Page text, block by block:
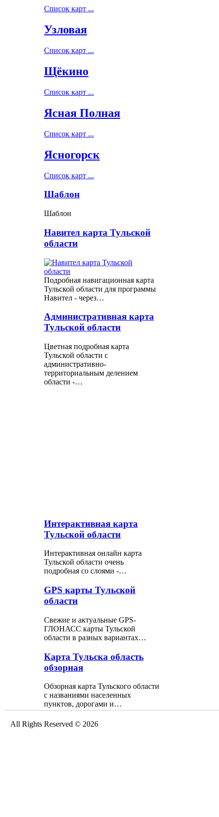
Список карт ...
Узловая
Список карт ...
Щёкино
Список карт ...
Ясная Полная
Список карт ...
Ясногорск
Список карт ...
Шаблон
Шаблон
Навител карта Тульской
области
Подробная навигационная карта
Тульской области для программы
Навител - через…
Административная карта
Тульской области
Цветная подробная карта
Тульской области с
административно-
территориальным делением
области -…
Интерактивная карта
Тульской области
Интерактивная онлайн карта
Тульской области очень
подробная со слоями -…
GPS карты Тульской
области
Свежие и актуальные GPS-
ГЛОНАСС карты Тульской
области в разных вариантах…
Карта Тульска область
обзорная
Обзорная карта Тульского области
с названиями населенных
пунктов, дорогами и…
All Rights Reserved © 2026